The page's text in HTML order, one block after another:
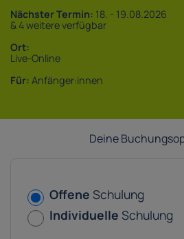
Nächster Termin: 18. - 19.08.2026
& 4 weitere verfügbar
Ort:
Live-Online
Für: Anfänger:innen
Deine
Offene Schulung
Individuelle Schulung